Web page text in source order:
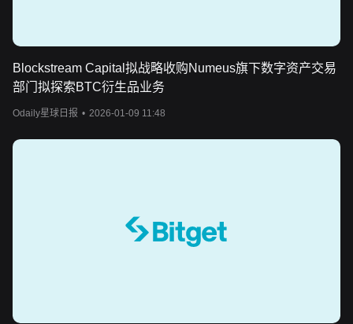
Blockstream Capital拟战略收购Numeus旗下数字资产交易
部门拟探索BTC衍生品业务
Odaily星球日报 • 2026-01-09 11:48